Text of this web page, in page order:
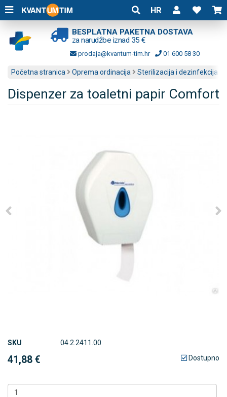
HR
BESPLATNA PAKETNA DOSTAVA
za narudžbe iznad 35 €
prodaja@kvantum-tim.hr 01 600 58 30
Početna stranica Oprema ordinacija Sterilizacija i dezinfekcija
Dispenzer za toaletni papir Comfort
SKU 04.2.2411.00
41,88 € Dostupno